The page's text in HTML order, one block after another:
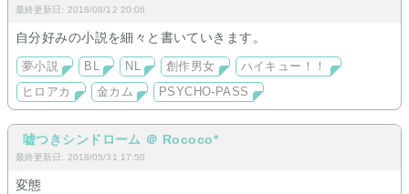
最終更新日: 2018/08/12 20:06
自分好みの小説を細々と書いていきます。
夢小説 BL NL 創作男女
ハイキュー！！
ヒロアカ
金カム PSYCHO-PASS
嘘つきシンドローム ＠ Rococo*
最終更新日: 2018/05/31 17:50
変態